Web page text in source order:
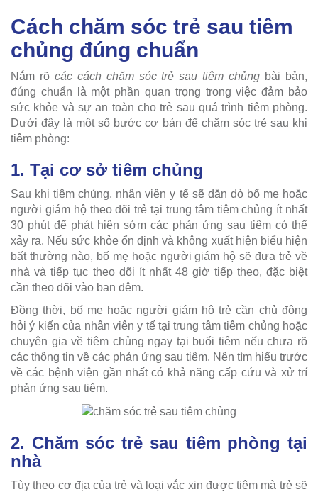
Cách chăm sóc trẻ sau tiêm
chủng đúng chuẩn
Nắm rõ các cách chăm sóc trẻ sau tiêm chủng bài bản,
đúng chuẩn là một phần quan trọng trong việc đảm bảo
sức khỏe và sự an toàn cho trẻ sau quá trình tiêm phòng.
Dưới đây là một số bước cơ bản để chăm sóc trẻ sau khi
tiêm phòng:
1. Tại cơ sở tiêm chủng
Sau khi tiêm chủng, nhân viên y tế sẽ dặn dò bố mẹ hoặc
người giám hộ theo dõi trẻ tại trung tâm tiêm chủng ít nhất
30 phút để phát hiện sớm các phản ứng sau tiêm có thể
xảy ra. Nếu sức khỏe ổn định và không xuất hiện biểu hiện
bất thường nào, bố mẹ hoặc người giám hộ sẽ đưa trẻ về
nhà và tiếp tục theo dõi ít nhất 48 giờ tiếp theo, đặc biệt
cần theo dõi vào ban đêm.
Đồng thời, bố mẹ hoặc người giám hộ trẻ cần chủ động
hỏi ý kiến của nhân viên y tế tại trung tâm tiêm chủng hoặc
chuyên gia về tiêm chủng ngay tại buổi tiêm nếu chưa rõ
các thông tin về các phản ứng sau tiêm. Nên tìm hiểu trước
về các bệnh viện gần nhất có khả năng cấp cứu và xử trí
phản ứng sau tiêm.
2. Chăm sóc trẻ sau tiêm phòng tại
nhà
Tùy theo cơ địa của trẻ và loại vắc xin được tiêm mà trẻ sẽ